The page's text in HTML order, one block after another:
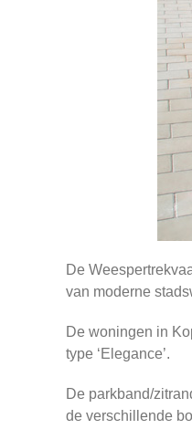
De
van moderne
De woningen in
type ‘Elegance’.
De parkband/
de verschillende